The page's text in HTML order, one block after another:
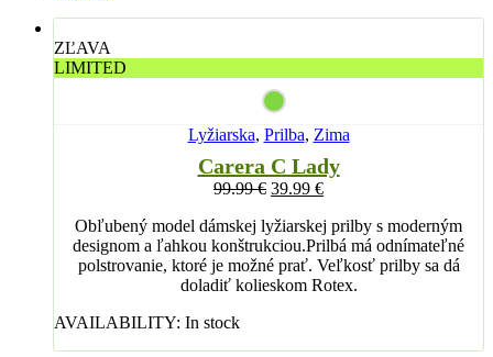
ZĽAVA
LIMITED
Lyžiarska, Prilba, Zima
Carera C Lady
99.99€ 39.99 €
Obľubený model dámskej lyžiarskej prilby s moderným
designom a ľahkou konštrukciou.Prilbá má odnímateľné
polstrovanie, ktoré je možné prať. Veľkosť prilby sa dá
doladiť kolieskom Rotex.
AVAILABILITY: In stock